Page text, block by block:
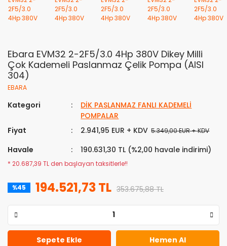
Ebara EVM32 2-2F5/3.0 4Hp 380V Dikey Milli
Çok Kademeli Paslanmaz Çelik Pompa (AISI
304)
EBARA
Kategori
DİK PASLANMAZ FANLI KADEMELİ
POMPALAR
Fiyat
2.941,95 EUR + KDV 5.349,00 EUR + KDV
Havale 190.631,30 TL (%2,00 havale indirimi)
* 20.687,39 TL den başlayan taksitlerle!!
%45 194.521,73 TL 353.675,88 TL
Sepete Ekle Hemen Al